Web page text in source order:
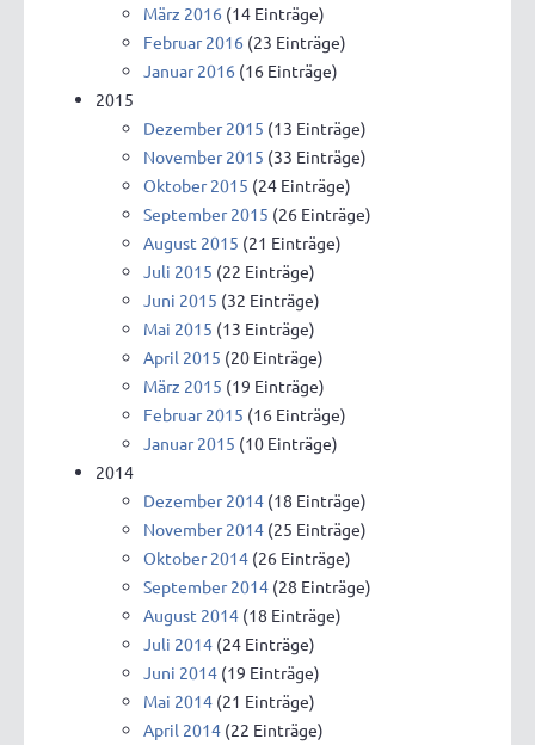
März 2016 (14 Einträge)
Februar 2016 (23 Einträge)
Januar 2016 (16 Einträge)
2015
Dezember 2015 (13 Einträge)
November 2015 (33 Einträge)
Oktober 2015 (24 Einträge)
September 2015 (26 Einträge)
August 2015 (21 Einträge)
Juli 2015 (22 Einträge)
Juni 2015 (32 Einträge)
Mai 2015 (13 Einträge)
April 2015 (20 Einträge)
März 2015 (19 Einträge)
Februar 2015 (16 Einträge)
Januar 2015 (10 Einträge)
2014
Dezember 2014 (18 Einträge)
November 2014 (25 Einträge)
Oktober 2014 (26 Einträge)
September 2014 (28 Einträge)
August 2014 (18 Einträge)
Juli 2014 (24 Einträge)
Juni 2014 (19 Einträge)
Mai 2014 (21 Einträge)
April 2014 (22 Einträge)